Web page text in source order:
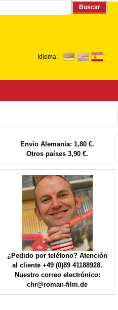
Buscar
Idioma:
Envío Alemania: 1,80 €.
Otros países 3,90 €.
¿Pedido por teléfono? Atención
al cliente +49 (0)89 41188928.
Nuestro correo electrónico:
chr@roman-film.de